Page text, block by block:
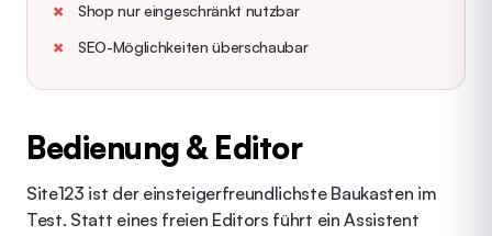
Shop nur eingeschränkt nutzbar
SEO-Möglichkeiten überschaubar
Bedienung & Editor
Site123 ist der einsteigerfreundlichste Baukasten im
Test. Statt eines freien Editors führt ein Assistent